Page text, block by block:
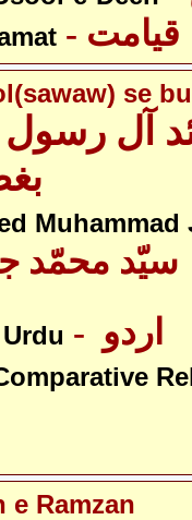
- قیامت
se
آل
Muhammad
سیّد محمّد
Urdu
e Ramzan